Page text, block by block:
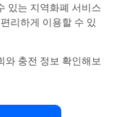
있는 지역화폐 서비스
리하게 이용할 수 있
와 충전 정보 확인해보